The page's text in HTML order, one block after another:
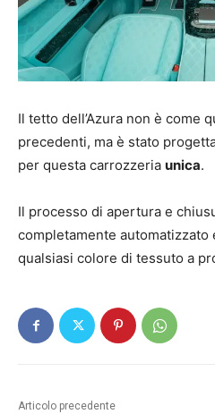
Il tetto dell’Azura non è come
precedenti, ma è stato
per questa carrozzeria unica.
Il processo di apertura e
completamente
qualsiasi colore di tessuto a
Articolo precedente